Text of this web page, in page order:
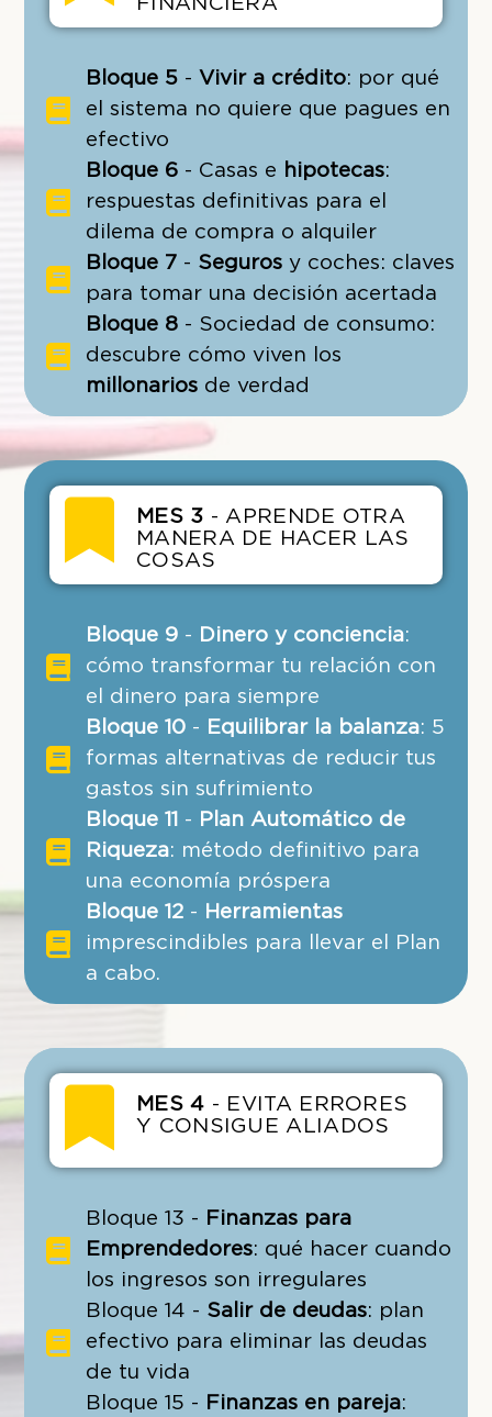
FINANCIERA
Bloque 5 - Vivir a crédito: por qué
el sistema no quiere que pagues en
efectivo
Bloque 6 - Casas e hipotecas:
respuestas definitivas para el
dilema de compra o alquiler
Bloque 7 - Seguros y coches: claves
para tomar una decisión acertada
Bloque 8 - Sociedad de consumo:
descubre cómo viven los
millonarios de verdad
MES 3 - APRENDE OTRA
MANERA DE HACER LAS
COSAS
Bloque 9 - Dinero y conciencia:
cómo transformar tu relación con
el dinero para siempre
Bloque 10 - Equilibrar la balanza: 5
formas alternativas de reducir tus
gastos sin sufrimiento
Bloque 11 -
Plan Automático de
Riqueza: método definitivo para
una economía próspera
Bloque 12 -
Herramientas
imprescindibles para llevar el Plan
a cabo.
MES 4 - EVITA ERRORES
Y CONSIGUE ALIADOS
Bloque 13 -
Finanzas para
Emprendedores: qué hacer cuando
los ingresos son irregulares
Bloque 14 - Salir de deudas: plan
efectivo para eliminar las deudas
de tu vida
Bloque 15 -
Finanzas en pareja: